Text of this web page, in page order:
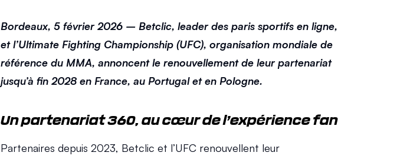
Bordeaux, 5 février 2026 – Betclic, leader des paris sportifs en ligne,
et l’Ultimate Fighting Championship (UFC), organisation mondiale de
référence du MMA, annoncent le renouvellement de leur partenariat
jusqu’à fin 2028 en France, au Portugal et en Pologne.
Un partenariat 360, au cœur de l’expérience fan
Partenaires depuis 2023, Betclic et l’UFC renouvellent leur